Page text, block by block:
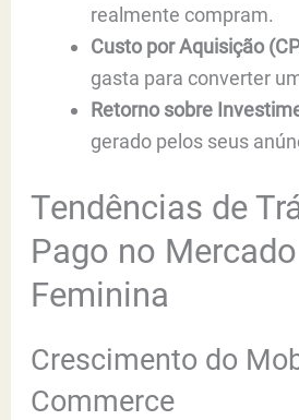
realmente compram.
Custo por Aquisição
gasta para converter
Retorno sobre
gerado pelos seus
Tendências de
Pago no
Feminina
Crescimento do
Commerce